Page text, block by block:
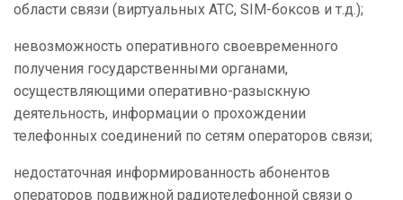
области связи (виртуальных АТС, SIM-боксов и т.д.);
невозможность оперативного своевременного
получения государственными органами,
осуществляющими оперативно-разыскную
деятельность, информации о прохождении
телефонных соединений по сетям операторов связи;
недостаточная информированность абонентов
операторов подвижной радиотелефонной связи о